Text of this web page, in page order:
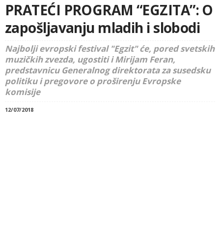
PRATEĆI PROGRAM “EGZITA”: O
zapošljavanju mladih i slobodi
Najbolji evropski festival "Egzit" će, pored svetskih
muzičkih zvezda, ugostiti i Mirijam Feran,
predstavnicu Generalnog direktorata za susedsku
politiku i pregovore o proširenju Evropske
komisije
12/07/2018